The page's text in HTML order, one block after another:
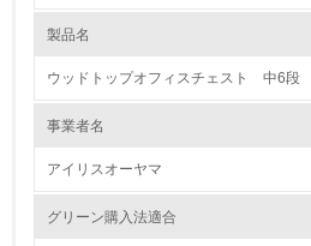
製品名
ウッドトップオフィスチェスト 中6段
事業者名
アイリスオーヤマ
グリーン購入法適合